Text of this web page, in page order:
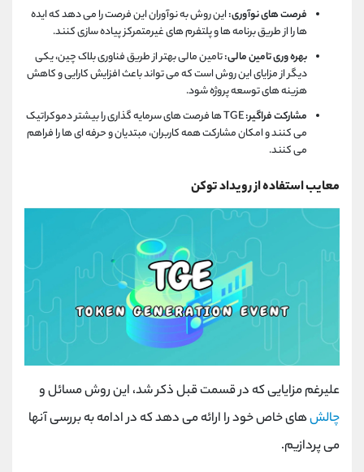
فرصت های نوآوری:این روش به نوآوران این فرصت را می دهد که ایده
ها را از طریق برنامه ها و پلتفرم های غیرمتمرکز پیاده سازی کنند.
بهره وری تامین مالی:تامین مالی بهتر از طریق فناوری بلاک چین، یکی
دیگر از مزایای این روش است که می تواند باعث افزایش کارایی و کاهش
هزینه های توسعه پروژه شود.
مشارکت فراگیر:
TGE ها فرصت های سرمایه گذاری را بیشتر دموکراتیک
می کنند و امکان مشارکت همه کاربران، مبتدیان و حرفه ای ها را فراهم
می کنند.
معایب استفاده از رویداد توکن
علیرغم مزایایی که در قسمت قبل ذکر شد، این روش مسائل و
چالشهای خاص خود را ارائه می دهد که در ادامه به بررسی آنها
می پردازیم.